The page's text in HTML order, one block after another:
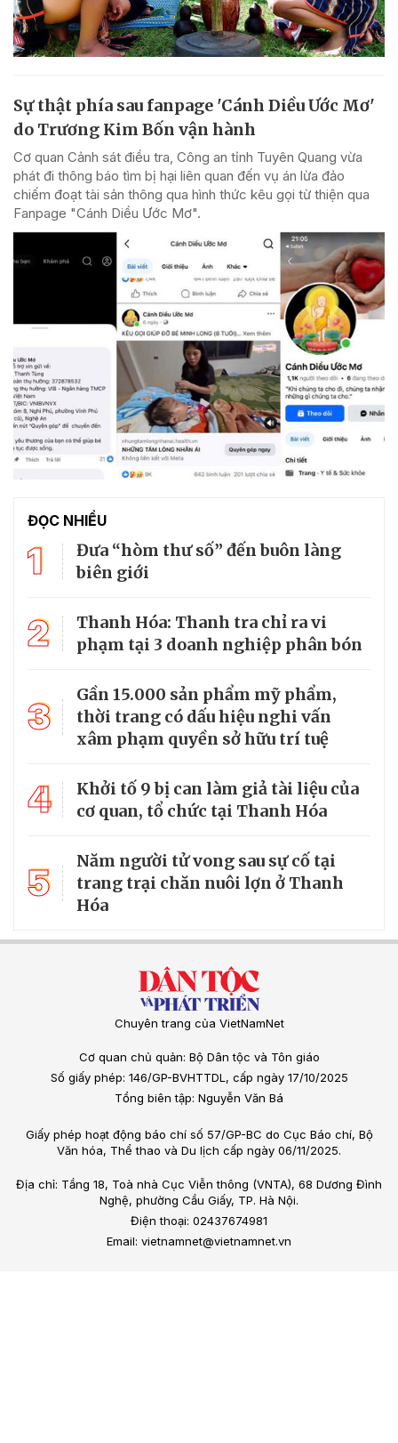
Sự thật phía sau fanpage 'Cánh Diều Ước Mơ'
do Trương Kim Bốn vận hành
Cơ quan Cảnh sát điều tra, Công an tỉnh Tuyên Quang vừa
phát đi thông báo tìm bị hại liên quan đến vụ án lừa đảo
chiếm đoạt tài sản thông qua hình thức kêu gọi từ thiện qua
Fanpage "Cánh Diều Ước Mơ".
ĐỌC NHIỀU
1
Đưa “hòm thư số” đến buôn làng
biên giới
2
Thanh Hóa: Thanh tra chỉ ra vi
phạm tại 3 doanh nghiệp phân bón
3
Gần 15.000 sản phẩm mỹ phẩm,
thời trang có dấu hiệu nghi vấn
xâm phạm quyền sở hữu trí tuệ
4
Khởi tố 9 bị can làm giả tài liệu của
cơ quan, tổ chức tại Thanh Hóa
5
Năm người tử vong sau sự cố tại
trang trại chăn nuôi lợn ở Thanh
Hóa
Chuyên trang của VietNamNet
Cơ quan chủ quản: Bộ Dân tộc và Tôn giáo
Số giấy phép: 146/GP-BVHTTDL, cấp ngày 17/10/2025
Tổng biên tập: Nguyễn Văn Bá
Giấy phép hoạt động báo chí số 57/GP-BC do Cục Báo chí, Bộ
Văn hóa, Thể thao và Du lịch cấp ngày 06/11/2025.
Địa chỉ: Tầng 18, Toà nhà Cục Viễn thông (VNTA), 68 Dương Đình
Nghệ, phường Cầu Giấy, TP. Hà Nội.
Điện thoại: 02437674981
Email: vietnamnet@vietnamnet.vn